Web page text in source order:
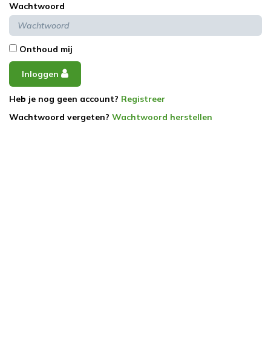
Wachtwoord
Onthoud mij
Inloggen
Heb je nog geen account? Registreer
Wachtwoord vergeten? Wachtwoord herstellen